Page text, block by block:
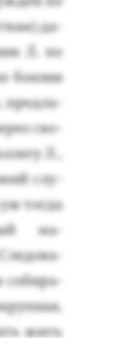
да­
Л. по
бо­яз­ни
пред­ла­
сво­
Л.,
слу­
тог­да
ма­
со­бира­
жить